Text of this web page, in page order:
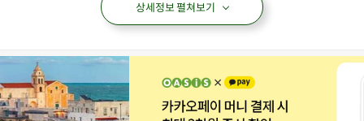
치킨 통닭 한마리통닭 오븐구이통닭
아이들식단
지중해식단 오아시스반찬
상세정보 펼쳐보기